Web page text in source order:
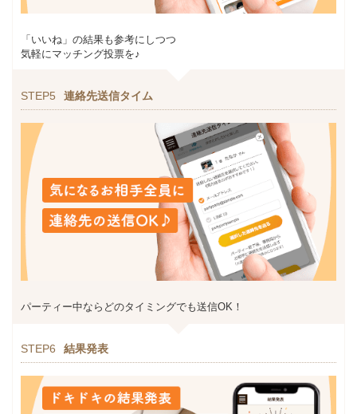
「いいね」の結果も参考にしつつ
気軽にマッチング投票を♪
STEP5 連絡先送信タイム
パーティー中ならどのタイミングでも送信OK！
STEP6 結果発表